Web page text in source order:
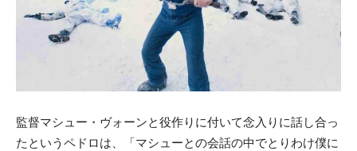
監督マシュー・ヴォーンと役作りに付いて念入りに話し合っ
たというペドロは、「マシューとの会話の中でとりわけ僕に